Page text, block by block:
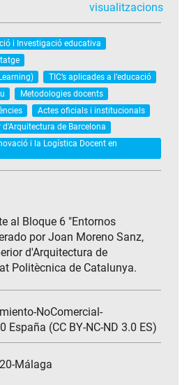
visualitzacions
i Investigació educativa
TIC’s aplicades a l’educació
Metodologies docents
Actes oficials i institucionals
d'Arquitectura de Barcelona
i la Logística Docent en
al Bloque 6 "Entornos
por Joan Moreno Sanz,
d'Arquitectura de
Politècnica de Catalunya.
NoComercial-
España (CC BY-NC-ND 3.0 ES)
Málaga